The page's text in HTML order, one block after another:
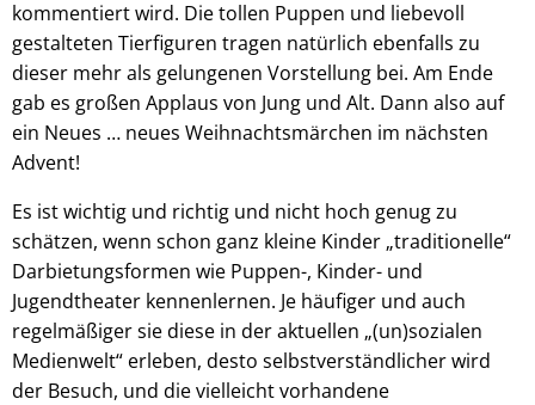
kommentiert wird. Die tollen Puppen und liebevoll
gestalteten Tierfiguren tragen natürlich ebenfalls zu
dieser mehr als gelungenen Vorstellung bei. Am Ende
gab es großen Applaus von Jung und Alt. Dann also auf
ein Neues … neues Weihnachtsmärchen im nächsten
Advent!
Es ist wichtig und richtig und nicht hoch genug zu
schätzen, wenn schon ganz kleine Kinder „traditionelle“
Darbietungsformen wie Puppen-, Kinder- und
Jugendtheater kennenlernen. Je häufiger und auch
regelmäßiger sie diese in der aktuellen „(un)sozialen
Medienwelt“ erleben, desto selbstverständlicher wird
der Besuch, und die vielleicht vorhandene